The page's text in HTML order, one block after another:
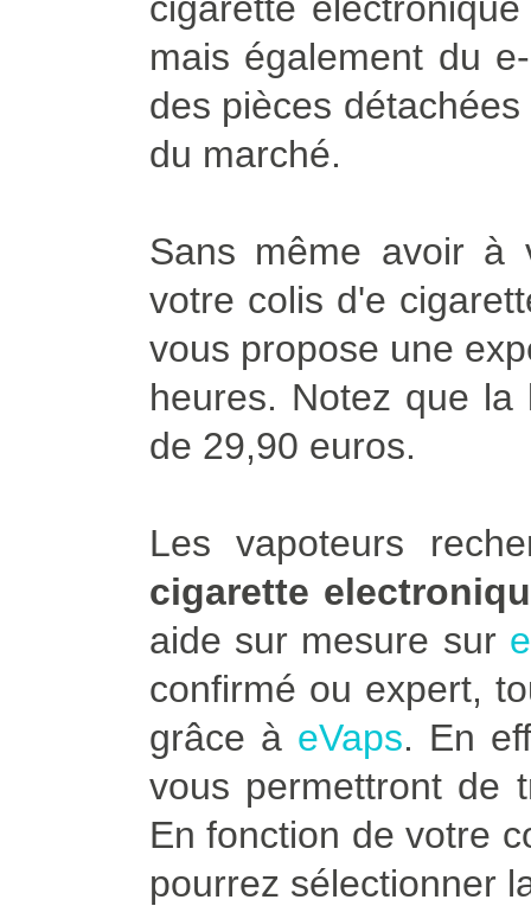
mais également du
des pièces
du marché.
Sans même avoir à
votre colis d'e
vous propose une
heures. Notez que
de 29,90 euros.
Les vapoteurs
cigarette
aide sur mesure sur
confirmé ou expert,
grâce à eVaps. En
vous permettront de
En fonction de votre
pourrez sélectionner